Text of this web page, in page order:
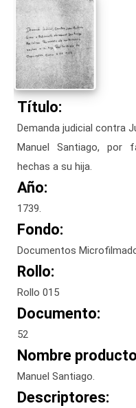
Título:
Demanda judicial contra
Manuel Santiago, por
hechas a su hija.
Año:
1739.
Fondo:
Documentos
Rollo:
Rollo 015
Documento:
52
Nombre
Manuel Santiago.
Descriptores: